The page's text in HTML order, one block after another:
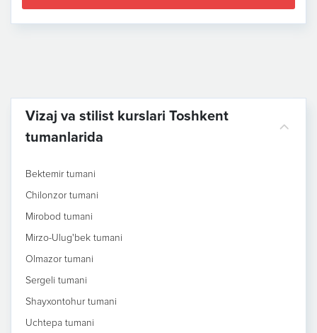
Vizaj va stilist kurslari Toshkent
tumanlarida
Bektemir tumani
Chilonzor tumani
Mirobod tumani
Mirzo-Ulug'bek tumani
Olmazor tumani
Sergeli tumani
Shayxontohur tumani
Uchtepa tumani